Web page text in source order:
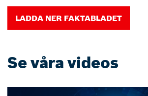
LADDA NER FAKTABLADET
Se våra videos